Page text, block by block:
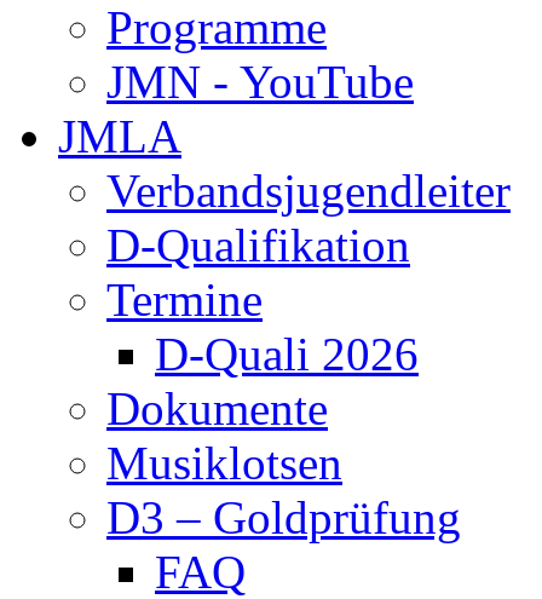
Programme
JMN - YouTube
JMLA
Verbandsjugendleiter
D-Qualifikation
Termine
D-Quali 2026
Dokumente
Musiklotsen
D3 – Goldprüfung
FAQ